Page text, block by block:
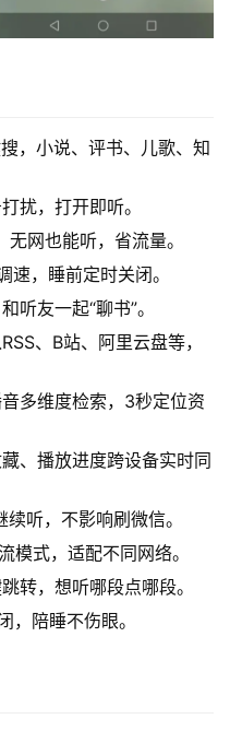
，小说、评书、儿歌、知
扰，打开即听。
网也能听，省流量。
，睡前定时关闭。
听友一起“聊书”。
、B站、阿里云盘等，
多维度检索，3秒定位资
、播放进度跨设备实时同
听，不影响刷微信。
模式，适配不同网络。
转，想听哪段点哪段。
，陪睡不伤眼。